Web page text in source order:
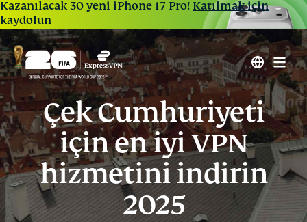
Kazanılacak 30 yeni iPhone 17 Pro! Katılmak için
kaydolun
Çek Cumhuriyeti
için en iyi VPN
hizmetini indirin
2025